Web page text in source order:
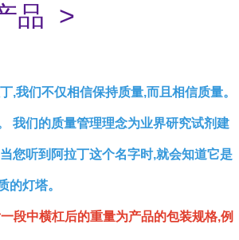
品 >
,我们不仅相信保持质量,而且相信质量。
我们的质量管理理念为业界研究试剂建
您听到阿拉丁这个名字时,就会知道它是
的灯塔。
段中横杠后的重量为产品的包装规格,例